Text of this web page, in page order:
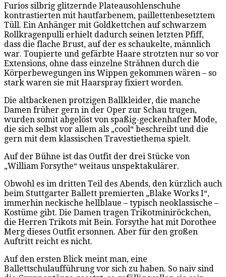
Furios silbrig glitzernde Plateausohlenschuhe
kontrastierten mit hautfarbenem, paillettenbesetztem
Tüll. Ein Anhänger mit Goldkettchen auf schwarzem
Rollkragenpulli erhielt dadurch seinen letzten Pfiff,
dass die flache Brust, auf der es schaukelte, männlich
war. Toupierte und gefärbte Haare strotzten nur so vor
Extensions, ohne dass einzelne Strähnen durch die
Körperbewegungen ins Wippen gekommen wären – so
stark waren sie mit Haarspray fixiert worden.
Die altbackenen protzigen Ballkleider, die manche
Damen früher gern in der Oper zur Schau trugen,
wurden somit abgelöst von spaßig-geckenhafter Mode,
die sich selbst vor allem als „cool“ beschreibt und die
gern mit dem klassischen Travestiethema spielt.
Auf der Bühne ist das Outfit der drei Stücke von
„William Forsythe“ weitaus unspektakulärer.
Obwohl es im dritten Teil des Abends, den kürzlich auch
beim Stuttgarter Ballett premierten „Blake Works I“,
immerhin neckische hellblaue – typisch neoklassische –
Kostüme gibt. Die Damen tragen Trikotminiröckchen,
die Herren Trikots mit Bein. Forsythe hat mit Dorothee
Merg dieses Outfit ersonnen. Aber für den großen
Auftritt reicht es nicht.
Auf den ersten Blick meint man, eine
Ballettschulaufführung vor sich zu haben. So naiv sind